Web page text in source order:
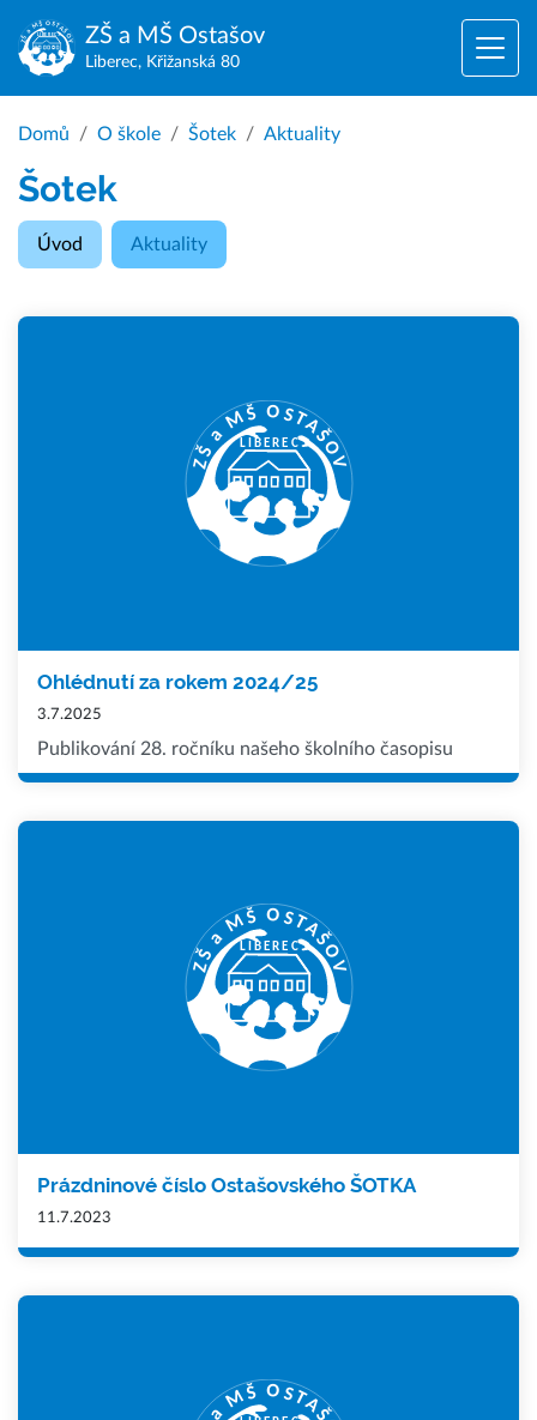
ZŠ a MŠ Ostašov
Liberec, Křižanská 80
Domů O škole Šotek Aktuality
Šotek
Úvod Aktuality
Ohlédnutí za rokem 2024/25
3.7.2025
Publikování 28. ročníku našeho školního časopisu
Prázdninové číslo Ostašovského ŠOTKA
11.7.2023